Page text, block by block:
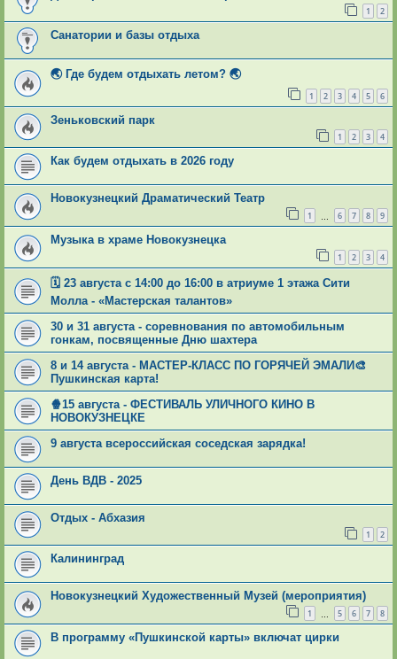
1 2
Санатории и базы отдыха
🌏 Где будем отдыхать летом? 🌏
1 2 3 4 5 6
Зеньковский парк
1 2 3 4
Как будем отдыхать в 2026 году
Новокузнецкий Драматический Театр
1 6 7 8 9
Музыка в храме Новокузнецка
1 2 3 4
🗓️ 23 августа с 14:00 до 16:00 в атриуме 1 этажа Сити
Молла - «Мастерская талантов»
30 и 31 августа - соревнования по автомобильным
гонкам, посвященные Дню шахтера
8 и 14 августа - МАСТЕР-КЛАСС ПО ГОРЯЧЕЙ ЭМАЛИ🎨
Пушкинская карта!
🍿15 августа - ФЕСТИВАЛЬ УЛИЧНОГО КИНО В
НОВОКУЗНЕЦКЕ
9 августа всероссийская соседская зарядка!
День ВДВ - 2025
Отдых - Абхазия
1 2
Калининград
Новокузнецкий Художественный Музей (мероприятия)
1 5 6 7 8
В программу «Пушкинской карты» включат цирки